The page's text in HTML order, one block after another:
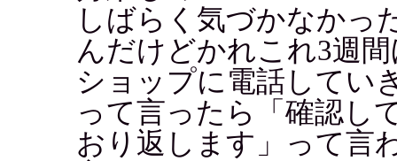
しばらく気づかなかっ
んだけどかれこれ3週
ショップに電話してい
って言ったら「確認し
おり返します」って言